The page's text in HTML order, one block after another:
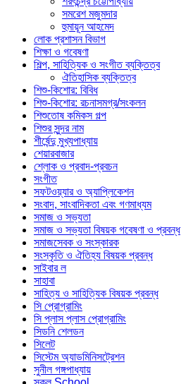
সমরেশ মজুমদার
হুমায়ূন আহমেদ
লোক প্রশাসন বিভাগ
শিক্ষা ও গবেষণা
শিল্প, সাহিত্যিক ও সংগীত ব্যক্তিত্ব
ঐতিহাসিক ব্যক্তিত্ব
শিশু-কিশোর: বিবিধ
শিশু-কিশোর: রচনাসমগ্র/সংকলন
শিশুতোষ কমিকস গল্প
শিশুর সুন্দর নাম
শীর্ষেন্দু মুখ্যপাধ্যায়
শেয়ারবাজার
শ্লোক ও প্রবাদ-প্রবচন
সংগীত
সফটওয়্যার ও অ্যাপ্লিকেশন
সংবাদ, সাংবাদিকতা এবং গণমাধ্যম
সমাজ ও সভ্যতা
সমাজ ও সভ্যতা বিষয়ক গবেষণা ও প্রবন্ধ
সমাজসেবক ও সংস্কারক
সংস্কৃতি ও ঐতিহ্য বিষয়ক প্রবন্ধ
সাইবার ল
সাহাবা
সাহিত্য ও সাহিত্যিক বিষয়ক প্রবন্ধ
সি প্রোগ্রামিং
সি প্লাস প্লাস প্রোগ্রামিং
সিডনি শেলডন
সিলেট
সিস্টেম অ্যাডমিনিসট্রেশন
সুনীল গঙ্গপাধ্যায়